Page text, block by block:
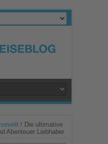
/ Die ultimative
Abenteuer Liebhaber